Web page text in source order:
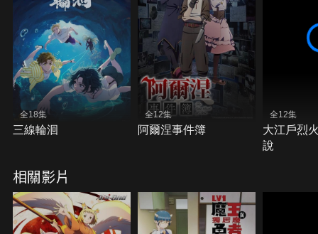
全18集
三線輪洄
全12集
阿爾涅事件簿
全12集
大江戶烈
說
相關影片